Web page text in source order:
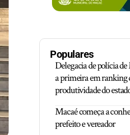
Populares
Delegacia de polícia de
a primeira em ranking
produtividade do
Macaé começa a
prefeito e vereador